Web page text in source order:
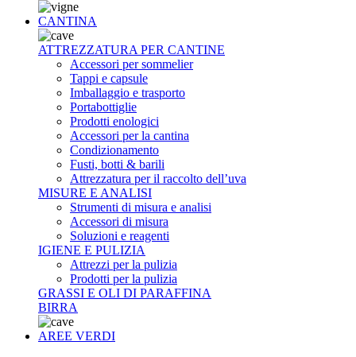
CANTINA
ATTREZZATURA PER CANTINE
Accessori per sommelier
Tappi e capsule
Imballaggio e trasporto
Portabottiglie
Prodotti enologici
Accessori per la cantina
Condizionamento
Fusti, botti & barili
Attrezzatura per il raccolto dell’uva
MISURE E ANALISI
Strumenti di misura e analisi
Accessori di misura
Soluzioni e reagenti
IGIENE E PULIZIA
Attrezzi per la pulizia
Prodotti per la pulizia
GRASSI E OLI DI PARAFFINA
BIRRA
AREE VERDI